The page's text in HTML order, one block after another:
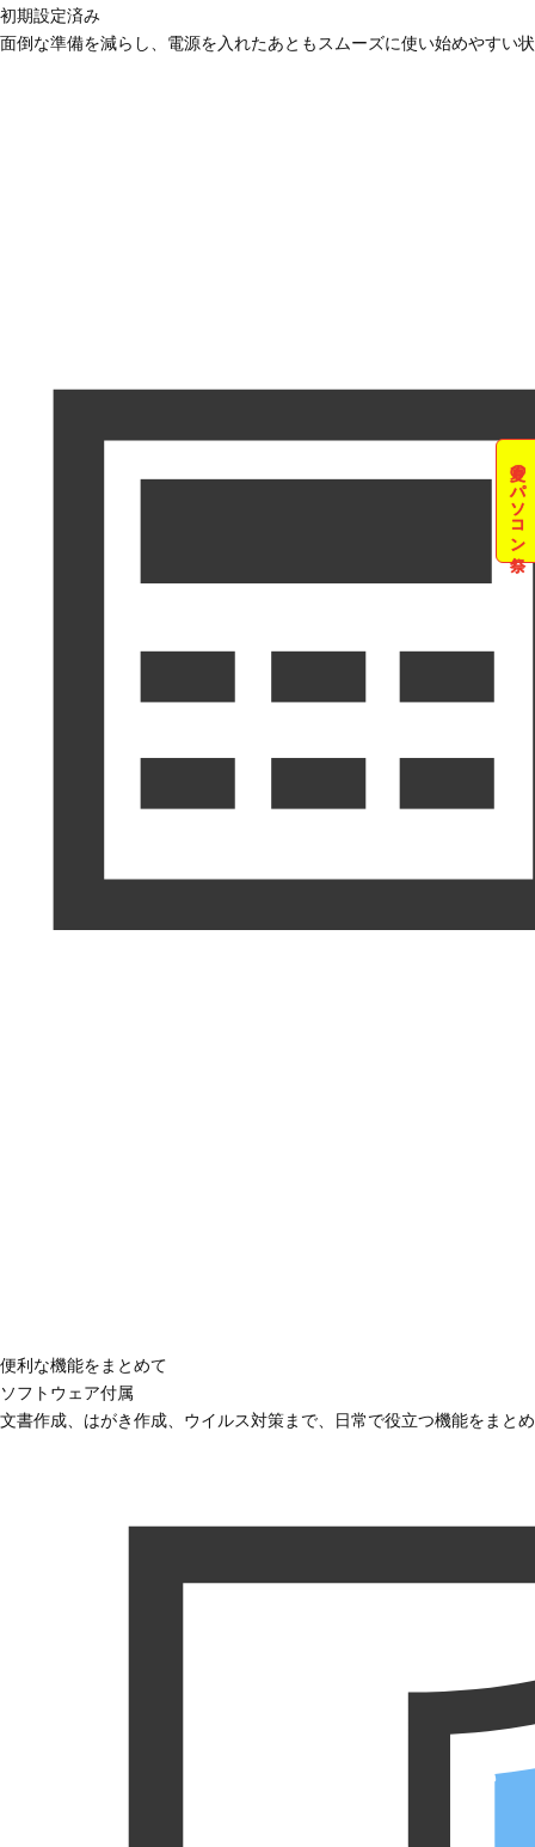
夏のパソコン祭
初期設定済み
面倒な準備を減らし、電源を入れたあともスムーズに使い始めやすい
便利な機能をまとめて
ソフトウェア付属
文書作成、はがき作成、ウイルス対策まで、日常で役立つ機能をまと